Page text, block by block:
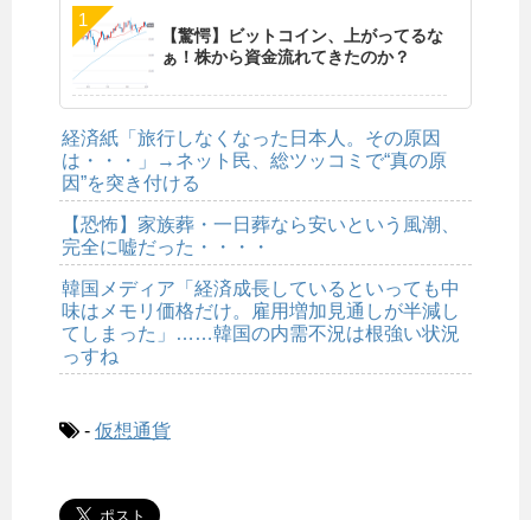
【驚愕】ビットコイン、上がってるな
ぁ！株から資金流れてきたのか？
経済紙「旅行しなくなった日本人。その原因
は・・・」→ネット民、総ツッコミで“真の原
因”を突き付ける
【恐怖】家族葬・一日葬なら安いという風潮、
完全に嘘だった・・・・
韓国メディア「経済成長しているといっても中
味はメモリ価格だけ。雇用増加見通しが半減し
てしまった」……韓国の内需不況は根強い状況
っすね
- 仮想通貨